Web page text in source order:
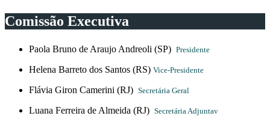
Comissão Executiva
Paola Bruno de Araujo Andreoli (SP) Presidente
Helena Barreto dos Santos (RS) Vice-Presidente
Flávia Giron Camerini (RJ) Secretária Geral
Luana Ferreira de Almeida (RJ) Secretária Adjuntav